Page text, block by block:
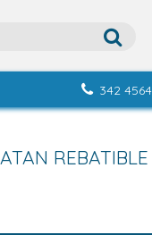
342
REBATIBLE